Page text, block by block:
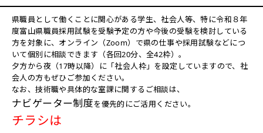
県職員として働くことに関心がある学生、社会人等、特に令和８年
度富山県職員採用試験を受験予定の方や今後の受験を検討している
方を対象に、オンライン（Zoom）で県の仕事や採用試験などにつ
いて個別に相談できます（各回20分、全42枠）。
夕方から夜（17時以降）に「社会人枠」を設定していますので、社
会人の方もぜひご参加ください。
なお、技術職や具体的な室課に関するご相談は、
ナビゲーター制度を優先的にご活用ください。
チラシは